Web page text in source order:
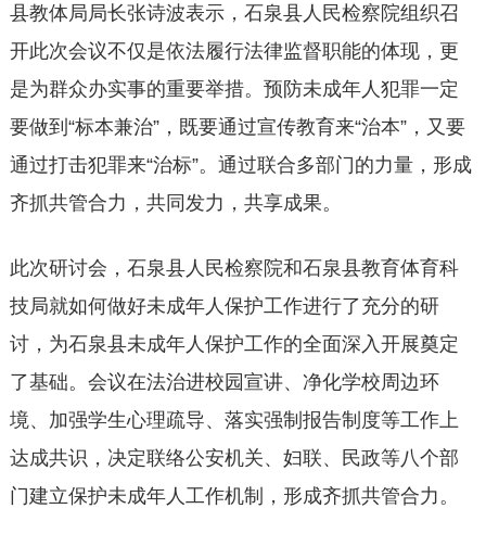
县教体局局长张诗波表示，石泉县人民检察院组织召
开此次会议不仅是依法履行法律监督职能的体现，更
是为群众办实事的重要举措。预防未成年人犯罪一定
要做到“标本兼治”，既要通过宣传教育来“治本”，又要
通过打击犯罪来“治标”。通过联合多部门的力量，形成
齐抓共管合力，共同发力，共享成果。
此次研讨会，石泉县人民检察院和石泉县教育体育科
技局就如何做好未成年人保护工作进行了充分的研
讨，为石泉县未成年人保护工作的全面深入开展奠定
了基础。会议在法治进校园宣讲、净化学校周边环
境、加强学生心理疏导、落实强制报告制度等工作上
达成共识，决定联络公安机关、妇联、民政等八个部
门建立保护未成年人工作机制，形成齐抓共管合力。